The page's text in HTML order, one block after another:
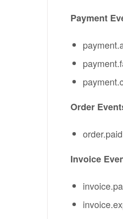
Payment
Order
order.paid
Invoice